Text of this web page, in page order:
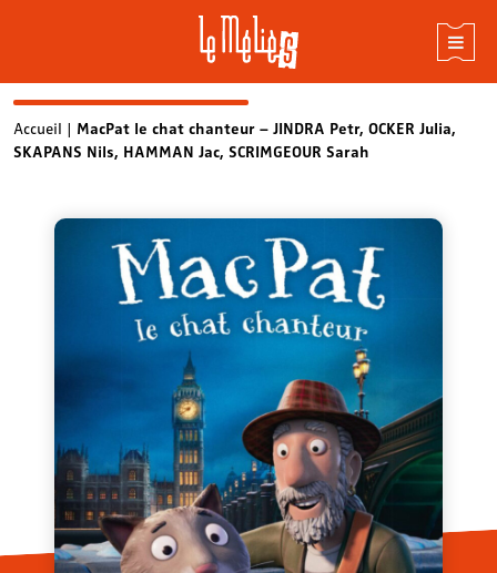
Skip
to
Accueil | MacPat le chat chanteur – JINDRA Petr, OCKER Julia,
SKAPANS Nils, HAMMAN Jac, SCRIMGEOUR Sarah